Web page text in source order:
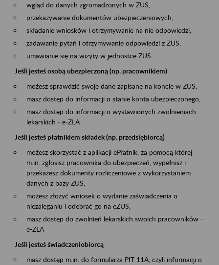
wgląd do danych zgromadzonych w ZUS,
przekazywanie dokumentów ubezpieczeniowych,
składanie wniosków i otrzymywanie na nie odpowiedzi,
zadawanie pytań i otrzymywanie odpowiedzi z ZUS,
umawianie się na wizyty w jednostce ZUS.
Jeśli jesteś osobą ubezpieczoną (np. pracownikiem)
możesz sprawdzić swoje dane zapisane na koncie w ZUS,
masz dostęp do informacji o stanie konta ubezpieczonego,
masz dostęp do informacji o wystawionych zwolnieniach
lekarskich - e-ZLA
Jeśli jesteś płatnikiem składek (np. przedsiębiorcą)
możesz skorzystać z aplikacji ePłatnik, za pomocą której
m.in. zgłosisz pracownika do ubezpieczeń, wypełnisz i
przekażesz dokumenty rozliczeniowe z wykorzystaniem
danych z bazy ZUS,
możesz złożyć wniosek o wydanie zaświadczenia o
niezaleganiu i odebrać go na eZUS,
masz dostęp do zwolnień lekarskich swoich pracowników -
e-ZLA
Jeśli jesteś świadczeniobiorcą
masz dostęp m.in. do formularza PIT 11A, czyli informacji o